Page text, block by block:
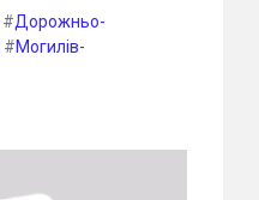
#Дорожньо-
#Могилів-